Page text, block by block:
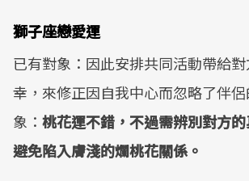
獅子座戀愛運
已有對象：因此安排共同活動帶給
幸，來修正因自我中心而忽略了伴
象： 桃花運不錯，不過需辨別對方
避免陷入膚淺的爛桃花關係。